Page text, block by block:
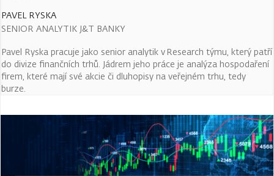
PAVEL RYSKA
SENIOR ANALYTIK J&T BANKY
Pavel Ryska pracuje jako senior analytik v Research týmu, který patří
do divize finančních trhů. Jádrem jeho práce je analýza hospodaření
firem, které mají své akcie či dluhopisy na veřejném trhu, tedy
burze.